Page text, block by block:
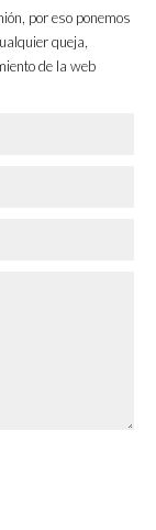
por eso ponemos
queja,
de la web